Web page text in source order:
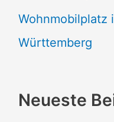
Wohnmobilplatz
Württemberg
Neueste